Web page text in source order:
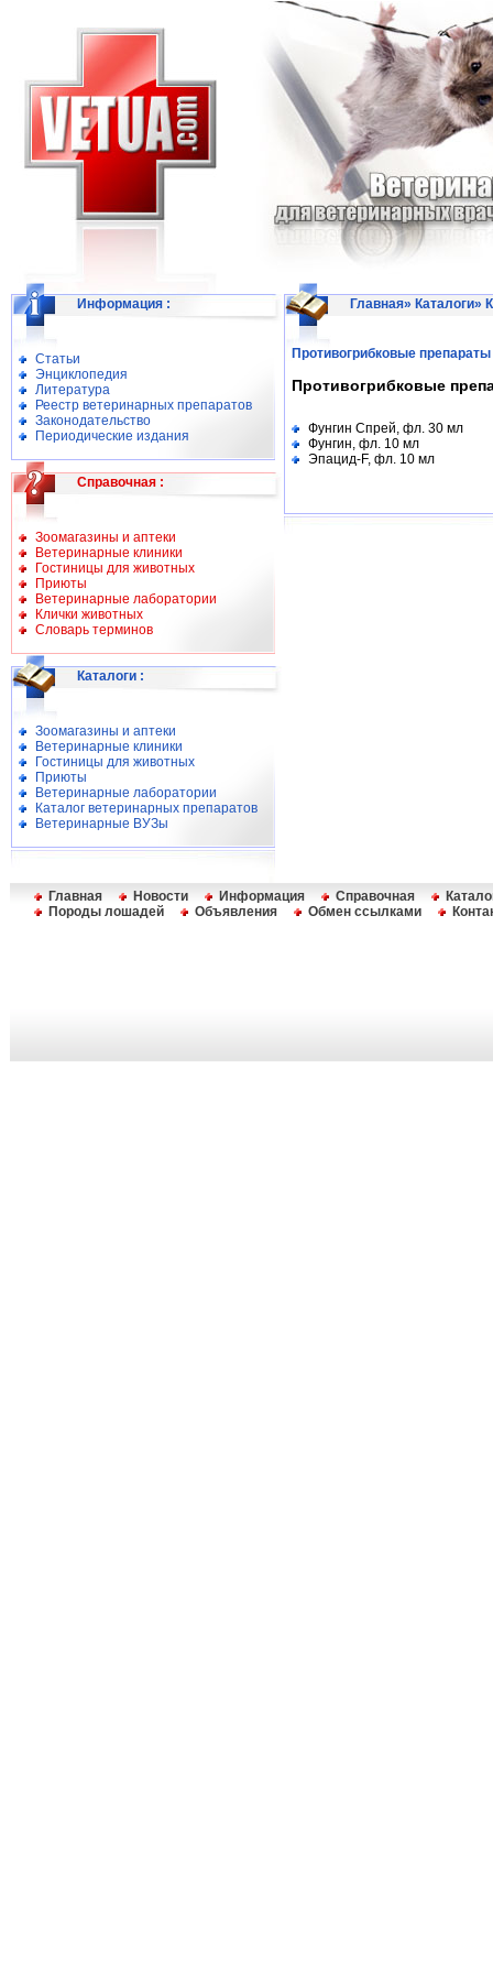
Информация :
Статьи
Энциклопедия
Литература
Реестр ветеринарных препаратов
Законодательство
Периодические издания
Справочная :
Зоомагазины и аптеки
Ветеринарные клиники
Гостиницы для животных
Приюты
Ветеринарные лаборатории
Клички животных
Словарь терминов
Каталоги :
Зоомагазины и аптеки
Ветеринарные клиники
Гостиницы для животных
Приюты
Ветеринарные лаборатории
Каталог ветеринарных препаратов
Ветеринарные ВУЗы
Главная» Каталоги»
Противогрибковые препараты
Противогрибковые
Фунгин Спрей, фл. 30 мл
Фунгин, фл. 10 мл
Эпацид-F, фл. 10 мл
Главная Новости Информация Справочная
Породы лошадей
Объявления Обмен ссылками